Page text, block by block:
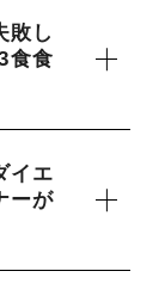
敗し
食食
イエ
ーが